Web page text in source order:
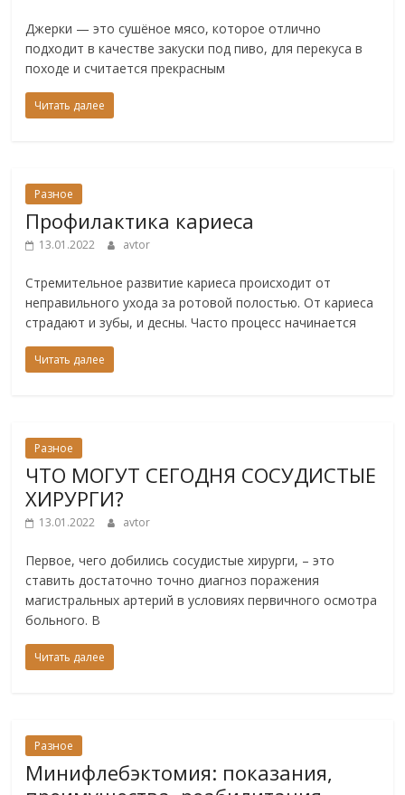
Джерки — это сушёное мясо, которое отлично
подходит в качестве закуски под пиво, для перекуса в
походе и считается прекрасным
Читать далее
Разное
Профилактика кариеса
13.01.2022 avtor
Стремительное развитие кариеса происходит от
неправильного ухода за ротовой полостью. От кариеса
страдают и зубы, и десны. Часто процесс начинается
Читать далее
Разное
ЧТО МОГУТ СЕГОДНЯ СОСУДИСТЫЕ
ХИРУРГИ?
13.01.2022 avtor
Первое, чего добились сосудистые хирурги, – это
ставить достаточно точно диагноз поражения
магистральных артерий в условиях первичного осмотра
больного. В
Читать далее
Разное
Минифлебэктомия: показания,